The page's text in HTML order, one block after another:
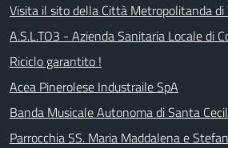
Visita il sito della Città Metropolitanda di
A.S.L.TO3 - Azienda Sanitaria Locale di
Riciclo garantito !
Acea Pinerolese Industraile SpA
Banda Musicale Autonoma di Santa
Parrocchia SS. Maria Maddalena e